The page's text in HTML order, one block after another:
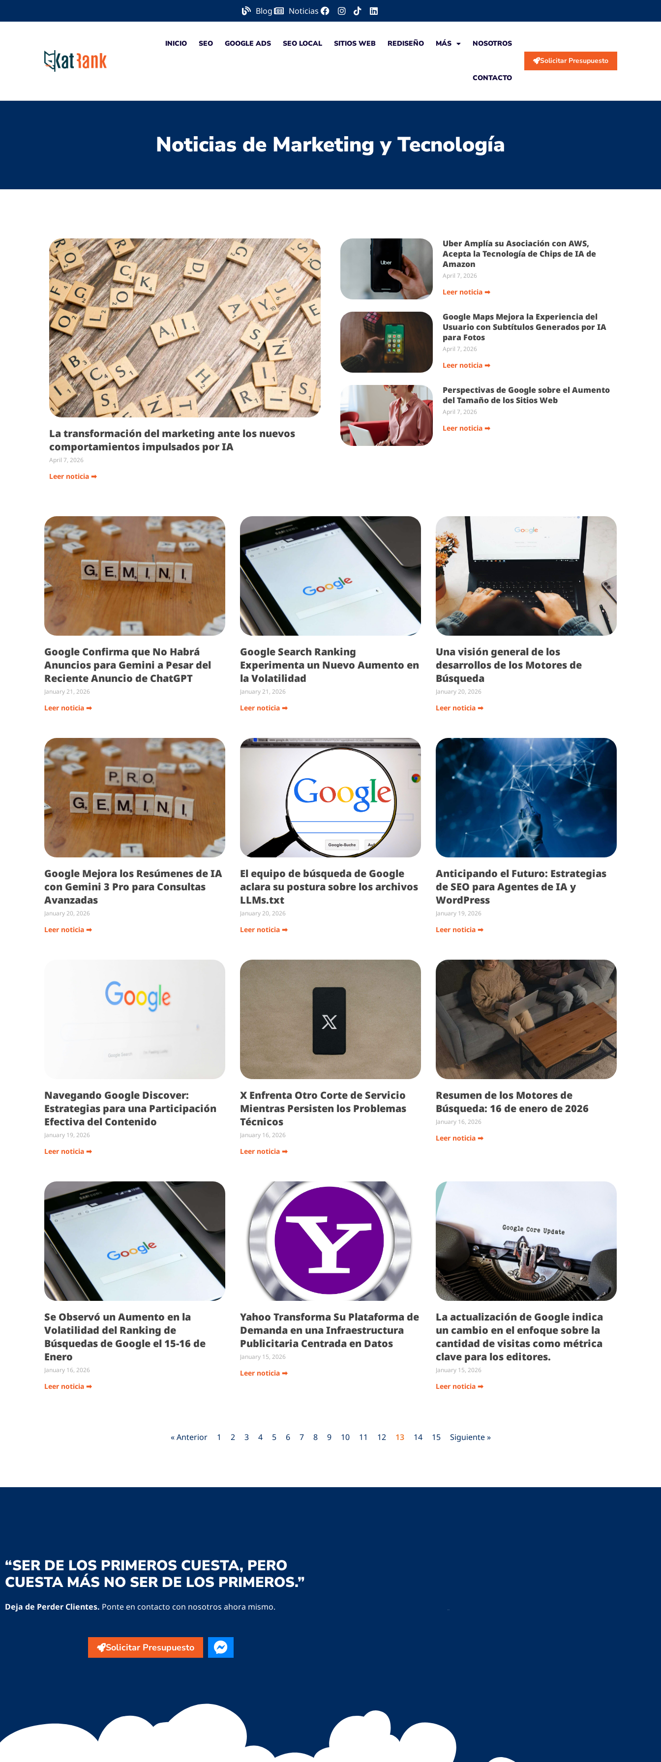
Blog Noticias
INICIO SEO GOOGLE ADS SEO LOCAL SITIOS WEB REDISEÑO MÁS NOSOTROS
CONTACTO
Solicitar Presupuesto
Noticias de Marketing y Tecnología
La transformación del marketing ante los nuevos
comportamientos impulsados por IA
April 7, 2026
Leer noticia ➡
Uber Amplía su Asociación con AWS,
Acepta la Tecnología de Chips de IA de
Amazon
April 7, 2026
Leer noticia ➡
Google Maps Mejora la Experiencia del
Usuario con Subtítulos Generados por IA
para Fotos
April 7, 2026
Leer noticia ➡
Perspectivas de Google sobre el Aumento
del Tamaño de los Sitios Web
April 7, 2026
Leer noticia ➡
Google Confirma que No Habrá
Anuncios para Gemini a Pesar del
Reciente Anuncio de ChatGPT
January 21, 2026
Leer noticia ➡
Google Search Ranking
Experimenta un Nuevo Aumento en
la Volatilidad
January 21, 2026
Leer noticia ➡
Una visión general de los
desarrollos de los Motores de
Búsqueda
January 20, 2026
Leer noticia ➡
Google Mejora los Resúmenes de IA
con Gemini 3 Pro para Consultas
Avanzadas
January 20, 2026
Leer noticia ➡
El equipo de búsqueda de Google
aclara su postura sobre los archivos
LLMs.txt
January 20, 2026
Leer noticia ➡
Anticipando el Futuro: Estrategias
de SEO para Agentes de IA y
WordPress
January 19, 2026
Leer noticia ➡
Navegando Google Discover:
Estrategias para una Participación
Efectiva del Contenido
January 19, 2026
Leer noticia ➡
X Enfrenta Otro Corte de Servicio
Mientras Persisten los Problemas
Técnicos
January 16, 2026
Leer noticia ➡
Resumen de los Motores de
Búsqueda: 16 de enero de 2026
January 16, 2026
Leer noticia ➡
Se Observó un Aumento en la
Volatilidad del Ranking de
Búsquedas de Google el 15-16 de
Enero
January 16, 2026
Leer noticia ➡
Yahoo Transforma Su Plataforma de
Demanda en una Infraestructura
Publicitaria Centrada en Datos
January 15, 2026
Leer noticia ➡
La actualización de Google indica
un cambio en el enfoque sobre la
cantidad de visitas como métrica
clave para los editores.
January 15, 2026
Leer noticia ➡
« Anterior 1 2 3 4 5 6 7 8 9 10 11 12 13 14 15 Siguiente »
“SER DE LOS PRIMEROS CUESTA, PERO
CUESTA MÁS NO SER DE LOS PRIMEROS.”
Deja de Perder Clientes. Ponte en contacto con nosotros ahora mismo.
Solicitar Presupuesto